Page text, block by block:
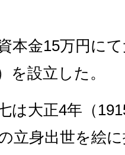
本金15万円に
を設立した。
は大正4年（
立身出世を絵